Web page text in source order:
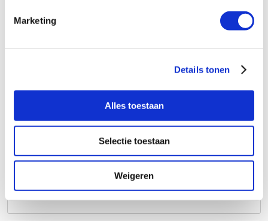
Marketing
Details tonen
Alles toestaan
Selectie toestaan
Weigeren
Type: Reno
Bruto per stuk